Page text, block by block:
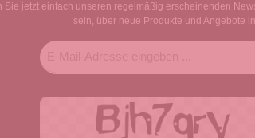
Sie jetzt einfach unseren regelmäßig erscheinenden
sein, über neue Produkte und Angebote
Adresse*